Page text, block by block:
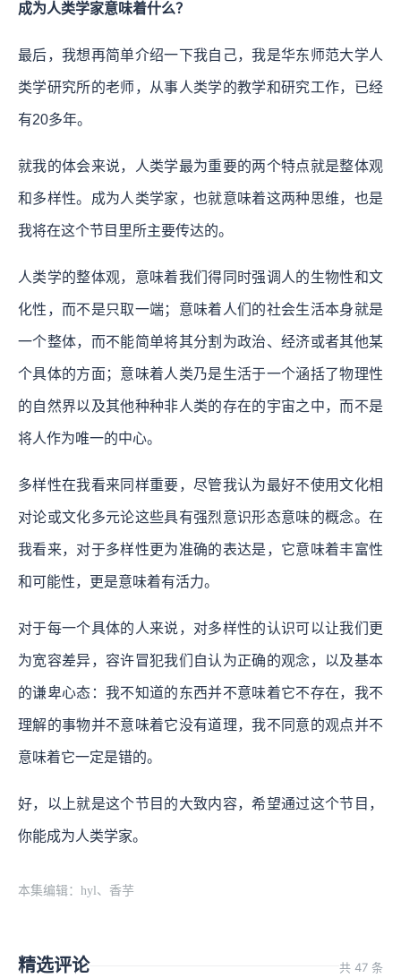
成为人类学家意味着什么？
最后，我想再简单介绍一下我自己，我是华东师范大学人
类学研究所的老师，从事人类学的教学和研究工作，已经
有20多年。
就我的体会来说，人类学最为重要的两个特点就是整体观
和多样性。成为人类学家，也就意味着这两种思维，也是
我将在这个节目里所主要传达的。
人类学的整体观，意味着我们得同时强调人的生物性和文
化性，而不是只取一端；意味着人们的社会生活本身就是
一个整体，而不能简单将其分割为政治、经济或者其他某
个具体的方面；意味着人类乃是生活于一个涵括了物理性
的自然界以及其他种种非人类的存在的宇宙之中，而不是
将人作为唯一的中心。
多样性在我看来同样重要，尽管我认为最好不使用文化相
对论或文化多元论这些具有强烈意识形态意味的概念。在
我看来，对于多样性更为准确的表达是，它意味着丰富性
和可能性，更是意味着有活力。
对于每一个具体的人来说，对多样性的认识可以让我们更
为宽容差异，容许冒犯我们自认为正确的观念，以及基本
的谦卑心态：我不知道的东西并不意味着它不存在，我不
理解的事物并不意味着它没有道理，我不同意的观点并不
意味着它一定是错的。
好，以上就是这个节目的大致内容，希望通过这个节目，
你能成为人类学家。
本集编辑：hyl、香芋
精选评论 共 47 条